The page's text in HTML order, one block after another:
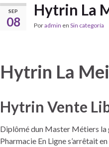
SEP
08
Hytrin La
Poradmin en Sin categoría
Hytrin La
Hytrin Vente
Diplômé dun Master Métiers la
Pharmacie En Ligne s’arrêtait